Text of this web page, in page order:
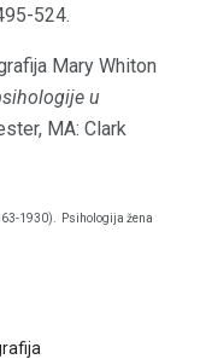
524.
Mary Whiton
u
MA: Clark
1930). Psihologija žena